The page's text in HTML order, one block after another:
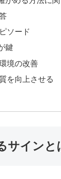
ソード
鍵
境の改善
を向上させる
サインと